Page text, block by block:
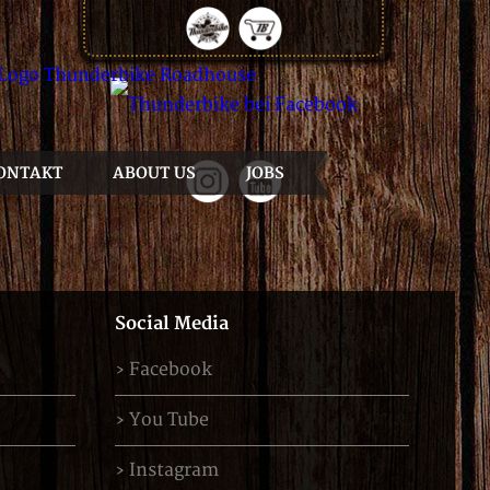
ABOUT US JOBS
Social Media
Facebook
You Tube
Instagram